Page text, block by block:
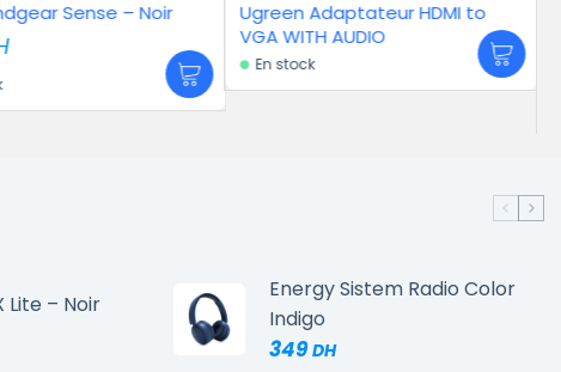
Ugreen Adaptateur HDMI to
HP Barrette 16GB DDR4
MHz – Mémoire
DH
Lite – Noir
Energy Sistem Radio Color
Indigo
349